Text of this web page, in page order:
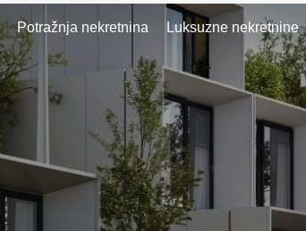
Potražnja nekretnina Luksuzne nekretnine